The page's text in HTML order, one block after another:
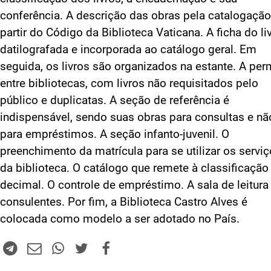
conferência. A descrição das obras pela
partir do Código da Biblioteca Vaticana. A ficha do
datilografada e incorporada ao catálogo geral. Em
seguida, os livros são organizados na estante. A
entre bibliotecas, com livros não requisitados pelo
público e duplicatas. A seção de referência é
indispensável, sendo suas obras para consultas e
para empréstimos. A seção infanto-juvenil. O
preenchimento da matrícula para se utilizar os
da biblioteca. O catálogo que remete à classificação
decimal. O controle de empréstimo. A sala de
consulentes. Por fim, a Biblioteca Castro Alves é
colocada como modelo a ser adotado no País.